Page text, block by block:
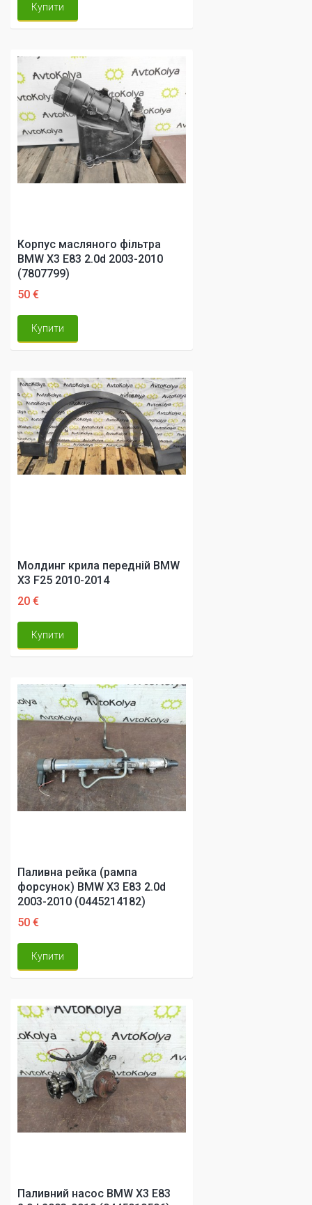
Купити
Корпус масляного фільтра
BMW X3 E83 2.0d 2003-2010
(7807799)
50 €
Купити
Молдинг крила передній BMW
X3 F25 2010-2014
20 €
Купити
Паливна рейка (рампа
форсунок) BMW X3 E83 2.0d
2003-2010 (0445214182)
50 €
Купити
Паливний насос BMW X3 E83